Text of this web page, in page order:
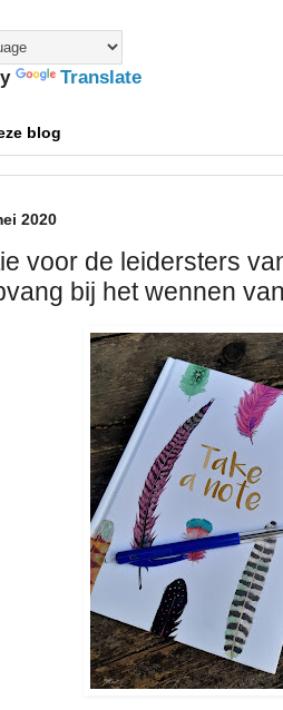
Translate
blog
2020
voor de leidersters
bij het wennen